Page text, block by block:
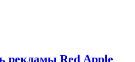
рекламы Red Apple